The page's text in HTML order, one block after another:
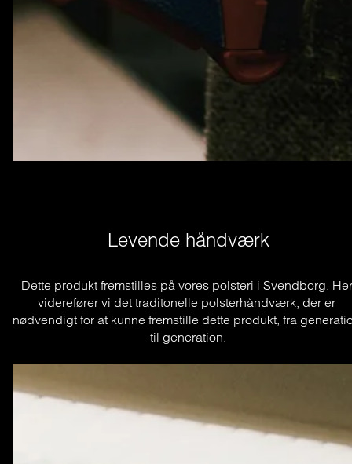
Levende håndværk
Dette produkt fremstilles på vores polsteri i Svendborg. Her
viderefører vi det traditonelle polsterhåndværk, der er
nødvendigt for at kunne fremstille dette produkt, fra
til generation.